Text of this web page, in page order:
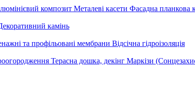
композит Металеві касети Фасадна планкова
камінь
та профільовані мембрани Відсічна гідроізоляція
Терасна дошка, декінг Маркізи